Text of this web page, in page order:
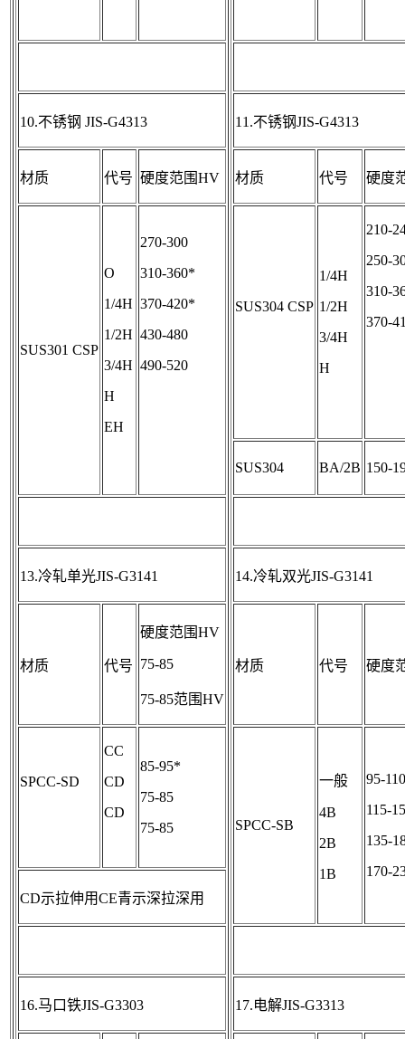
10.不锈钢 JIS-G4313 11.不锈钢JIS-G4313
材质 代号 硬度范围HV 材质 代号 硬度
SUS301 CSP
O
1/4H
1/2H
3/4H
H
EH
270-300
310-360*
370-420*
430-480
490-520
SUS304 CSP
1/4H
1/2H
3/4H
H
210-
250-
310-
370-
SUS304 BA/2B 150-
13.冷轧单光JIS-G3141 14.冷轧双光JIS-G3141
材质 代号
硬度范围HV
75-85
75-85范围HV
材质 代号 硬度
SPCC-SD
CC
CD
CD
85-95*
75-85
75-85
SPCC-SB
一般
4B
2B
1B
95-
115-
135-
170-
CD示拉伸用CE青示深拉深用
16.马口铁JIS-G3303 17.电解JIS-G3313